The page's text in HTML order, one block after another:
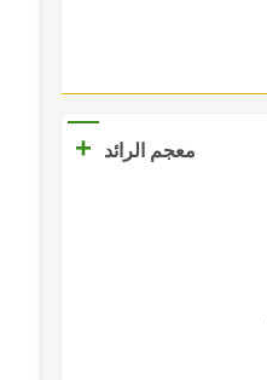
معجم الرائد
+